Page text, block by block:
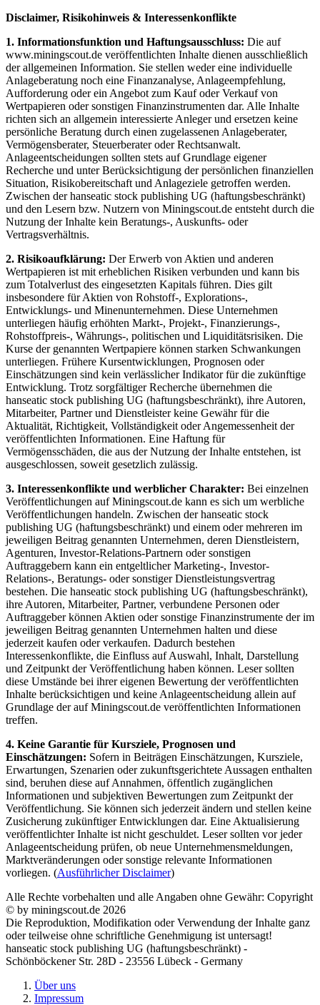
Disclaimer, Risikohinweis & Interessenkonflikte
1. Informationsfunktion und Haftungsausschluss: Die auf
www.miningscout.de veröffentlichten Inhalte dienen ausschließlich
der allgemeinen Information. Sie stellen weder eine individuelle
Anlageberatung noch eine Finanzanalyse, Anlageempfehlung,
Aufforderung oder ein Angebot zum Kauf oder Verkauf von
Wertpapieren oder sonstigen Finanzinstrumenten dar. Alle Inhalte
richten sich an allgemein interessierte Anleger und ersetzen keine
persönliche Beratung durch einen zugelassenen Anlageberater,
Vermögensberater, Steuerberater oder Rechtsanwalt.
Anlageentscheidungen sollten stets auf Grundlage eigener
Recherche und unter Berücksichtigung der persönlichen finanziellen
Situation, Risikobereitschaft und Anlageziele getroffen werden.
Zwischen der hanseatic stock publishing UG (haftungsbeschränkt)
und den Lesern bzw. Nutzern von Miningscout.de entsteht durch die
Nutzung der Inhalte kein Beratungs-, Auskunfts- oder
Vertragsverhältnis.
2. Risikoaufklärung: Der Erwerb von Aktien und anderen
Wertpapieren ist mit erheblichen Risiken verbunden und kann bis
zum Totalverlust des eingesetzten Kapitals führen. Dies gilt
insbesondere für Aktien von Rohstoff-, Explorations-,
Entwicklungs- und Minenunternehmen. Diese Unternehmen
unterliegen häufig erhöhten Markt-, Projekt-, Finanzierungs-,
Rohstoffpreis-, Währungs-, politischen und Liquiditätsrisiken. Die
Kurse der genannten Wertpapiere können starken Schwankungen
unterliegen. Frühere Kursentwicklungen, Prognosen oder
Einschätzungen sind kein verlässlicher Indikator für die zukünftige
Entwicklung. Trotz sorgfältiger Recherche übernehmen die
hanseatic stock publishing UG (haftungsbeschränkt), ihre Autoren,
Mitarbeiter, Partner und Dienstleister keine Gewähr für die
Aktualität, Richtigkeit, Vollständigkeit oder Angemessenheit der
veröffentlichten Informationen. Eine Haftung für
Vermögensschäden, die aus der Nutzung der Inhalte entstehen, ist
ausgeschlossen, soweit gesetzlich zulässig.
3. Interessenkonflikte und werblicher Charakter: Bei einzelnen
Veröffentlichungen auf Miningscout.de kann es sich um werbliche
Veröffentlichungen handeln. Zwischen der hanseatic stock
publishing UG (haftungsbeschränkt) und einem oder mehreren im
jeweiligen Beitrag genannten Unternehmen, deren Dienstleistern,
Agenturen, Investor-Relations-Partnern oder sonstigen
Auftraggebern kann ein entgeltlicher Marketing-, Investor-
Relations-, Beratungs- oder sonstiger Dienstleistungsvertrag
bestehen. Die hanseatic stock publishing UG (haftungsbeschränkt),
ihre Autoren, Mitarbeiter, Partner, verbundene Personen oder
Auftraggeber können Aktien oder sonstige Finanzinstrumente der im
jeweiligen Beitrag genannten Unternehmen halten und diese
jederzeit kaufen oder verkaufen. Dadurch bestehen
Interessenkonflikte, die Einfluss auf Auswahl, Inhalt, Darstellung
und Zeitpunkt der Veröffentlichung haben können. Leser sollten
diese Umstände bei ihrer eigenen Bewertung der veröffentlichten
Inhalte berücksichtigen und keine Anlageentscheidung allein auf
Grundlage der auf Miningscout.de veröffentlichten Informationen
treffen.
4. Keine Garantie für Kursziele, Prognosen und
Einschätzungen: Sofern in Beiträgen Einschätzungen, Kursziele,
Erwartungen, Szenarien oder zukunftsgerichtete Aussagen enthalten
sind, beruhen diese auf Annahmen, öffentlich zugänglichen
Informationen und subjektiven Bewertungen zum Zeitpunkt der
Veröffentlichung. Sie können sich jederzeit ändern und stellen keine
Zusicherung zukünftiger Entwicklungen dar. Eine Aktualisierung
veröffentlichter Inhalte ist nicht geschuldet. Leser sollten vor jeder
Anlageentscheidung prüfen, ob neue Unternehmensmeldungen,
Marktveränderungen oder sonstige relevante Informationen
vorliegen. (Ausführlicher Disclaimer)
Alle Rechte vorbehalten und alle Angaben ohne Gewähr: Copyright
© by miningscout.de 2026
Die Reproduktion, Modifikation oder Verwendung der Inhalte ganz
oder teilweise ohne schriftliche Genehmigung ist untersagt!
hanseatic stock publishing UG (haftungsbeschränkt) -
Schönböckener Str. 28D - 23556 Lübeck - Germany
Über uns
Impressum